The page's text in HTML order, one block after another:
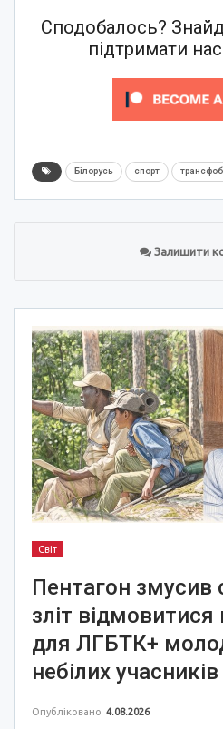
Сподобалось?
підтримати
Білорусь спорт
Залишити
Світ
Пентагон змусив
зліт відмовитися
для ЛГБТК+
небілих учасників
Опубліковано 4.08.2026